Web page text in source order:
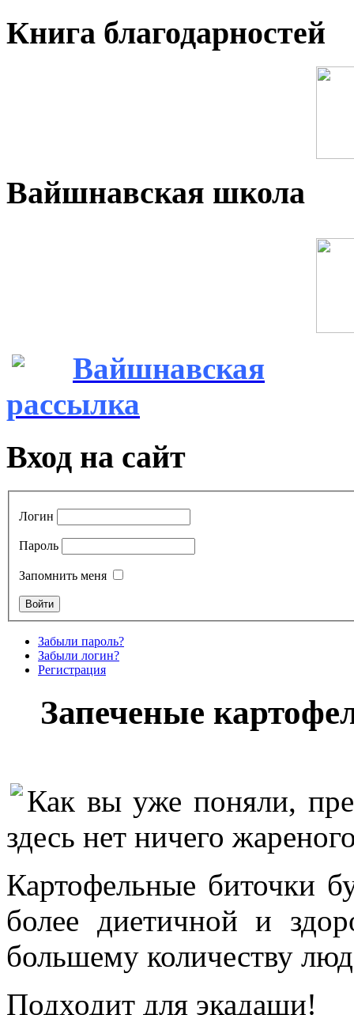
Книга благодарностей
Вайшнавская школа
Вайшнавская
рассылка
Вход на сайт
Логин
Пароль
Запомнить меня
Забыли пароль?
Забыли логин?
Регистрация
Запеченые
Как вы уже поняли,
здесь нет ничего
Картофельные биточки
более диетичной и
большему количеству
Подходит для экадаши!